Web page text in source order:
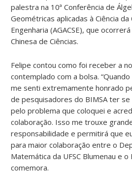
palestra na 10ª Conferência de
Geométricas aplicadas à Ciência da
Engenharia (AGACSE), que
Chinesa de Ciências.
Felipe contou como foi receber a
contemplado com a bolsa.
me senti extremamente honrado
de pesquisadores do BIMSA ter
pelo problema que coloquei e
colaboração. Isso me trouxe
responsabilidade e permitirá que
para maior colaboração entre o
Matemática da UFSC Blumenau e o
comemora.